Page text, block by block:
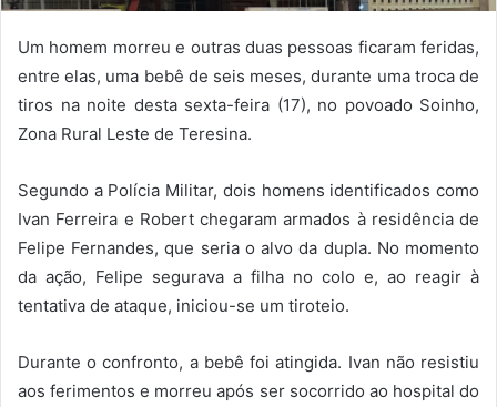
Um homem morreu e outras duas pessoas ficaram feridas,
entre elas, uma bebê de seis meses, durante uma troca de
tiros na noite desta sexta-feira (17), no povoado Soinho,
Zona Rural Leste de Teresina.
Segundo a Polícia Militar, dois homens identificados como
Ivan Ferreira e Robert chegaram armados à residência de
Felipe Fernandes, que seria o alvo da dupla. No momento
da ação, Felipe segurava a filha no colo e, ao reagir à
tentativa de ataque, iniciou-se um tiroteio.
Durante o confronto, a bebê foi atingida. Ivan não resistiu
aos ferimentos e morreu após ser socorrido ao hospital do